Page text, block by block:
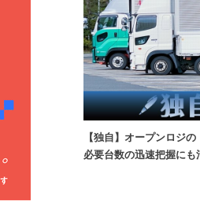
【独自】オープンロジ
必要台数の迅速把握にも